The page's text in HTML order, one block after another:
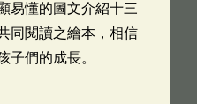
易懂的圖文介紹十三
同閱讀之繪本，相信
子們的成長。